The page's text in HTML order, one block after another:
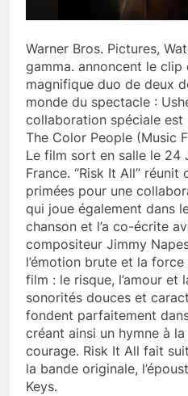
Warner Bros. Pictures,
gamma. annoncent le clip
magnifique duo de deux
monde du spectacle :
collaboration spéciale est
The Color People (Music
Le film sort en salle le 24
France. “Risk It All”
primées pour une
qui joue également dans
chanson et l’a co-écrite
compositeur Jimmy
l’émotion brute et la
film : le risque, l’amour et
sonorités douces et
fondent parfaitement dans
créant ainsi un hymne à
courage. Risk It All fait
la bande originale,
Keys.